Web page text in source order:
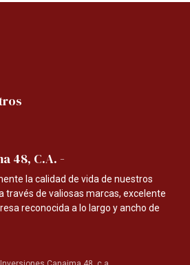
48, C.A. -
la calidad de vida de nuestros
través de valiosas marcas, excelente
reconocida a lo largo y ancho de